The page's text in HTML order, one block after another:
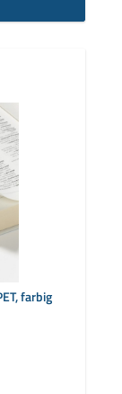
farbig